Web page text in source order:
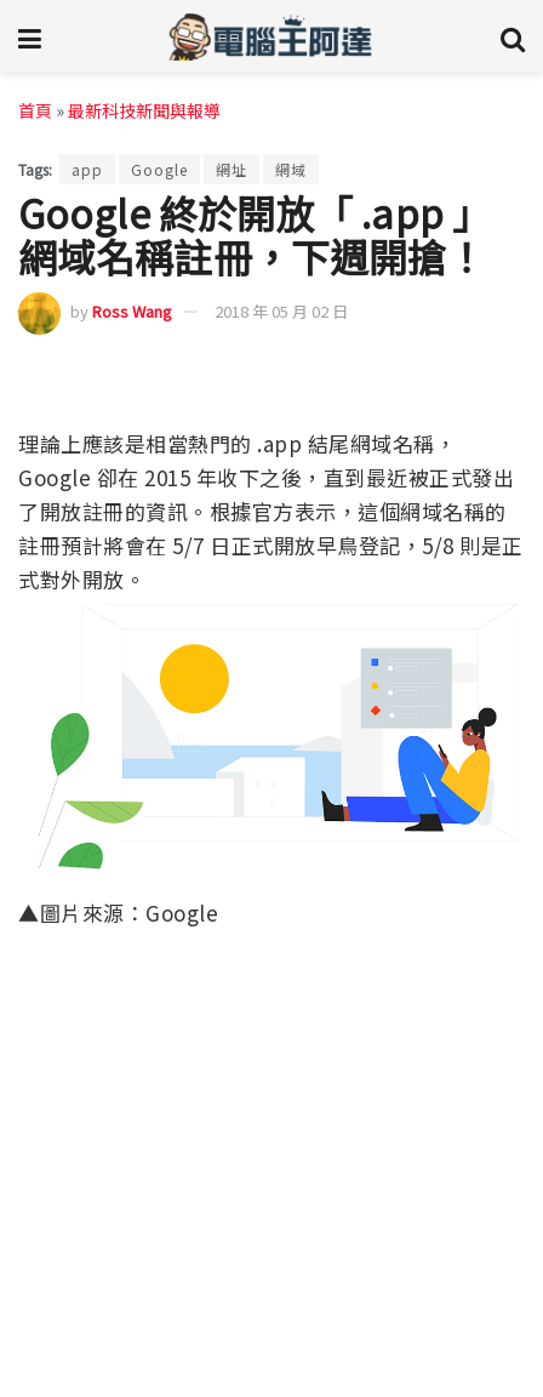
首頁 »最新科技新聞與報導
Tags: app Google 網址 網域
Google 終於開放「 .app 」
網域名稱註冊，下週開搶！
byRoss Wang 2018 年 05 月 02 日
理論上應該是相當熱門的 .app 結尾網域名稱，
Google 卻在 2015 年收下之後，直到最近被正式發出
了開放註冊的資訊。根據官方表示，這個網域名稱的
註冊預計將會在 5/7 日正式開放早鳥登記，5/8 則是正
式對外開放。
▲圖片來源：Google